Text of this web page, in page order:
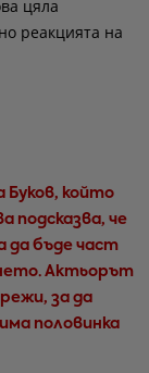
цяла
реакцията на
който
подсказва, че
да бъде част
Актьорът
за да
половинка